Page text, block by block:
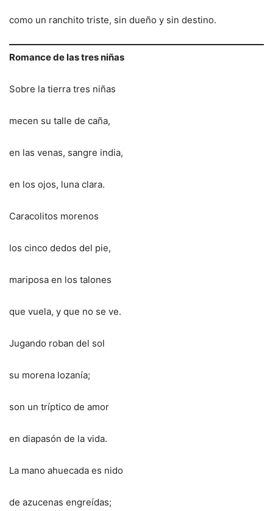
como un ranchito triste, sin dueño y sin destino.
Romance de las tres niñas
Sobre la tierra tres niñas
mecen su talle de caña,
en las venas, sangre india,
en los ojos, luna clara.
Caracolitos morenos
los cinco dedos del pie,
mariposa en los talones
que vuela, y que no se ve.
Jugando roban del sol
su morena lozanía;
son un tríptico de amor
en diapasón de la vida.
La mano ahuecada es nido
de azucenas engreídas;